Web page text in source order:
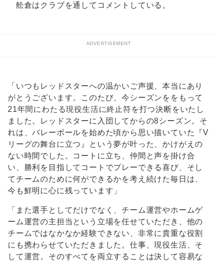
舩倉はクラブを通してコメントしている。
ADVERTISEMENT
「いつもレッドスターへの温かいご声援、本当にあり
がとうございます。このたび、今シーズンををもって
21年間にわたる現役生活に終止符を打つ決断をいたし
ました。レッドスターに入団してからの8シーズン。そ
れは、バレーボールを始めた頃から思い描いていた『V
リーグの舞台に立つ』という夢が叶った、かけがえの
ない時間でした。コートに立ち、仲間と声を掛け合
い、勝利を目指してコートでプレーできる喜び、そし
てチームのために何ができるかを考え続けた毎日は、
今も鮮明に心に残っています」
「また選手としてだけでなく、チーム運営やホームゲ
ーム運営の主担当という立場を任せていただき、他の
チームではなかなか経験できない、非常に貴重な役割
にも携わらせていただきました。仕事、現役生活、そ
して運営。そのすべてを両立することは決して容易な